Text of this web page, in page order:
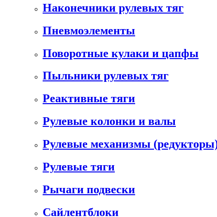
Наконечники рулевых тяг
Пневмоэлементы
Поворотные кулаки и цапфы
Пыльники рулевых тяг
Реактивные тяги
Рулевые колонки и валы
Рулевые механизмы
Рулевые тяги
Рычаги подвески
Сайлентблоки